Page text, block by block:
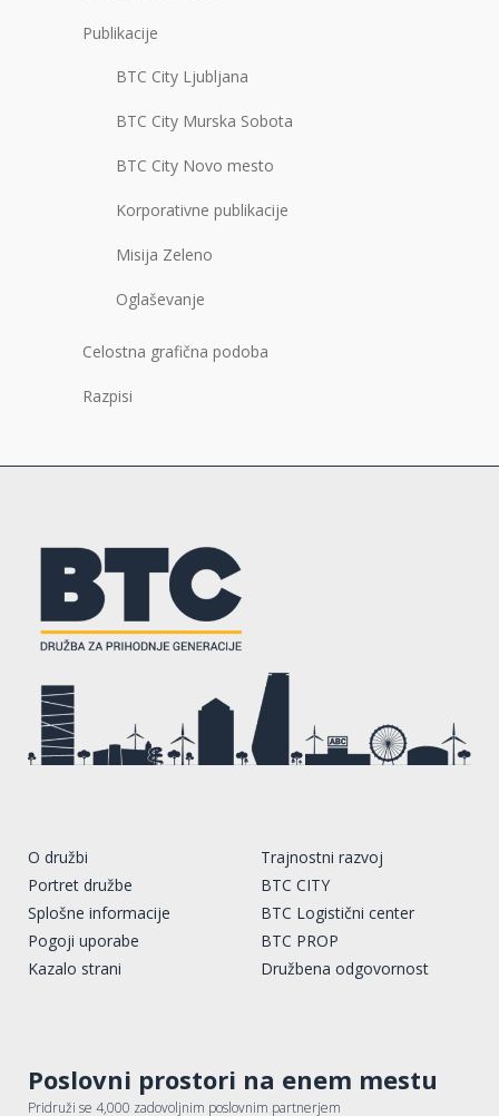
Publikacije
BTC City Ljubljana
BTC City Murska Sobota
BTC City Novo mesto
Korporativne publikacije
Misija Zeleno
Oglaševanje
Celostna grafična podoba
Razpisi
O družbi
Portret družbe
Splošne informacije
Pogoji uporabe
Kazalo strani
Trajnostni razvoj
BTC CITY
BTC Logistični center
BTC PROP
Družbena odgovornost
Poslovni prostori na enem mestu
Pridruži se 4,000 zadovoljnim poslovnim partnerjem